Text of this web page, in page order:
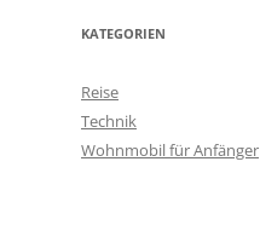
KATEGORIEN
Reise
Technik
Wohnmobil für Anfänger